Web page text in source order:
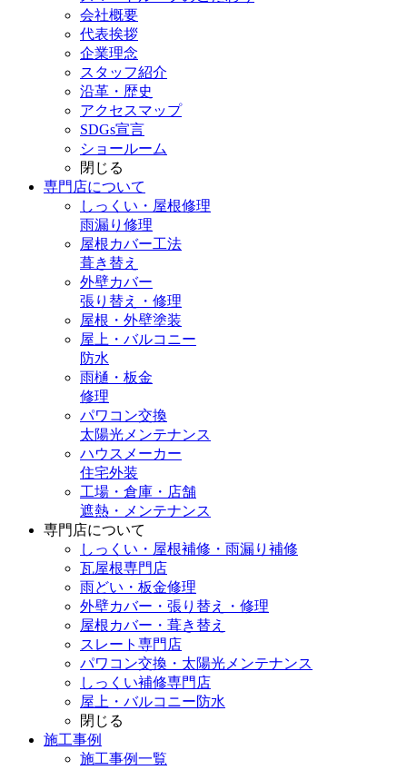
会社概要
代表挨拶
企業理念
スタッフ紹介
沿革・歴史
アクセスマップ
SDGs宣言
ショールーム
閉じる
専門店について
しっくい・屋根修理
雨漏り修理
屋根カバー工法
葺き替え
外壁カバー
張り替え・修理
屋根・外壁塗装
屋上・バルコニー
防水
雨樋・板金
修理
パワコン交換
太陽光メンテナンス
ハウスメーカー
住宅外装
工場・倉庫・店舗
遮熱・メンテナンス
専門店について
しっくい・屋根補修・雨漏り補修
瓦屋根専門店
雨どい・板金修理
外壁カバー・張り替え・修理
屋根カバー・葺き替え
スレート専門店
パワコン交換・太陽光メンテナンス
しっくい補修専門店
屋上・バルコニー防水
閉じる
施工事例
施工事例一覧